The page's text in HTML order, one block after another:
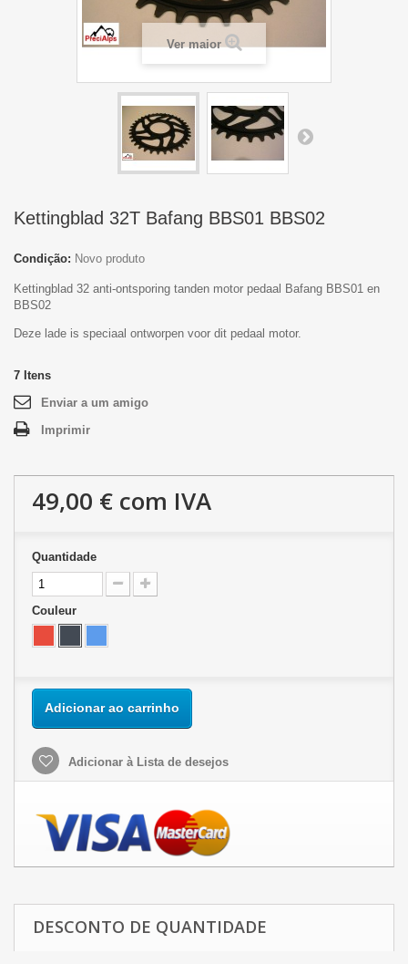
Ver maior
Kettingblad 32T Bafang BBS01 BBS02
Condição: Novo produto
Kettingblad 32 anti-ontsporing tanden motor pedaal Bafang BBS01 en
BBS02
Deze lade is speciaal ontworpen voor dit pedaal motor.
7 Itens
Enviar a um amigo
Imprimir
49,00 € com IVA
Quantidade
Couleur
Adicionar ao carrinho
Adicionar à Lista de desejos
DESCONTO DE QUANTIDADE